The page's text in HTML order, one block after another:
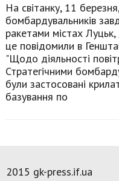
На світанку, 11
бомбардувальників
ракетами містах
це повідомили в
"Щодо діяльності
Стратегічними
були застосовані
базування по
2015 gk-press.if.ua